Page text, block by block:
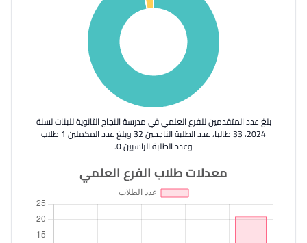
بلغ عدد المتقدمين للفرع العلمي في مدرسة النجاح الثانوية للبنات لسنة
2024، 33 طالبا، عدد الطلبة الناجحين 32 وبلغ عدد المكملين 1 طلاب
وعدد الطلبة الراسبين 0.
معدلات طلاب الفرع العلمي